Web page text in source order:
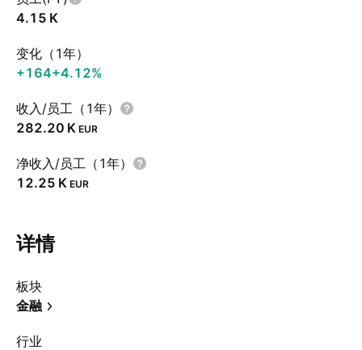
‪4.15 K‬
变化（1年）
+164+4.12%
收入/员工（1年）
‪282.20 K‬ EUR
净收入/员工（1年）
‪12.25 K‬ EUR
详情
板块
金融
行业